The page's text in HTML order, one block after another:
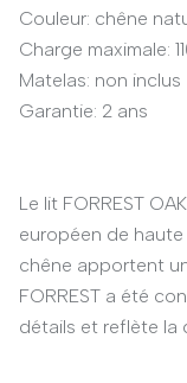
Couleur: chêne
Charge maximale:
Matelas: non inclus
Garantie: 2 ans
Le lit FORREST
européen de
chêne apportent
FORREST a été
détails et reflète la